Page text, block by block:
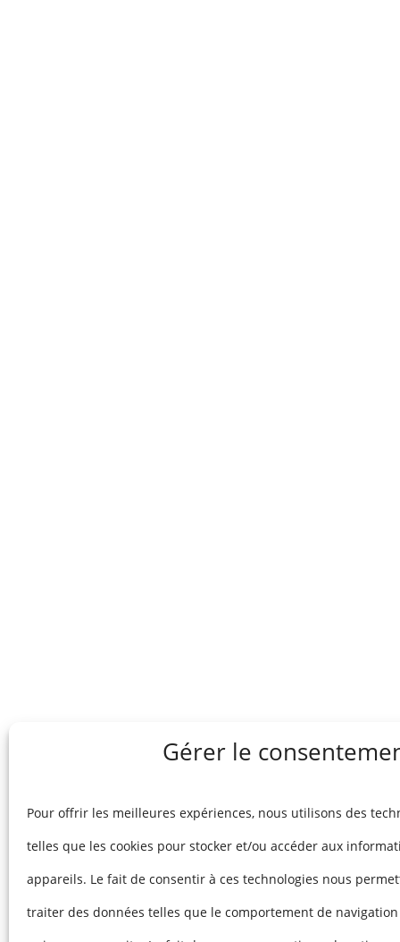
Gérer le
Pour offrir les meilleures expériences, nous utilisons des
telles que les cookies pour stocker et/ou accéder aux
appareils. Le fait de consentir à ces technologies nous
traiter des données telles que le comportement de navigation